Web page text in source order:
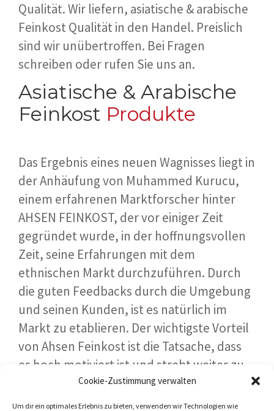
Cookie-Zustimmung verwalten
Um dir ein optimales Erlebnis zu bieten, verwenden wir Technologien wie
Qualität. Wir liefern, asiatische & arabische
Feinkost Qualität in den Handel. Preislich
sind wir unübertroffen. Bei Fragen
schreiben oder rufen Sie uns an.
Asiatische & Arabische
Feinkost Produkte
Das Ergebnis eines neuen Wagnisses liegt in
der Anhäufung von Muhammed Kurucu,
einem erfahrenen Marktforscher hinter
AHSEN FEINKOST, der vor einiger Zeit
gegründet wurde, in der hoffnungsvollen
Zeit, seine Erfahrungen mit dem
ethnischen Markt durchzuführen. Durch
die guten Feedbacks durch die Umgebung
und seinen Kunden, ist es natürlich im
Markt zu etablieren. Der wichtigste Vorteil
von Ahsen Feinkost ist die Tatsache, dass
es hoch motiviert ist und strebt weiter zu
wachsen. Seien Sie ein Teil davon.
Vertrauen auch Sie Ahsen Feinkost!